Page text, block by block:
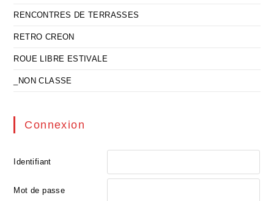
RENCONTRES DE TERRASSES
RETRO CREON
ROUE LIBRE ESTIVALE
_NON CLASSE
Connexion
Identifiant
Mot de passe